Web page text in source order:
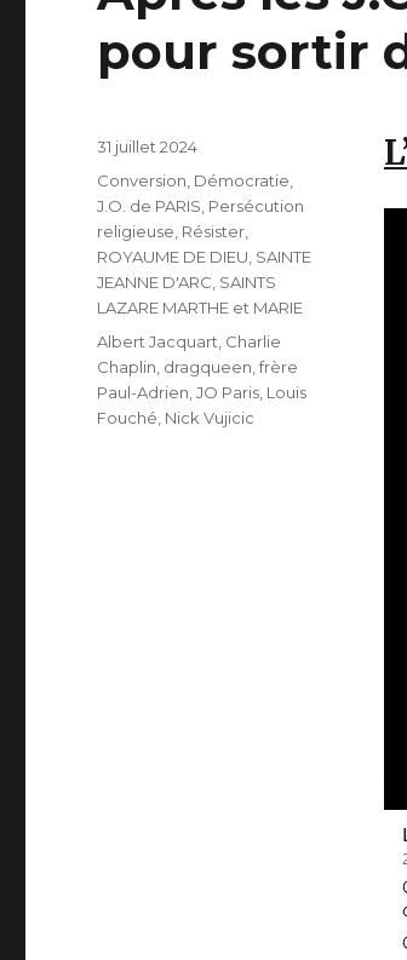
pour sortir
Publié
31 juillet 2024
Catégories
Conversion Démocratie
J.O. de PARIS Persécution
religieuse Résister
ROYAUME DE DIEU SAINTE
JEANNE D'ARC SAINTS
LAZARE MARTHE et MARIE
Étiquettes
Albert Jacquart Charlie
Chaplin dragqueen ,frère
Paul-Adrien ,JO Paris Louis
Fouché Nick Vujicic